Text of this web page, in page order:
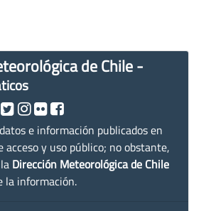
de Chile -
e información publicados en
acceso y uso público; no obstante,
Dirección Meteorológica de Chile
la información.